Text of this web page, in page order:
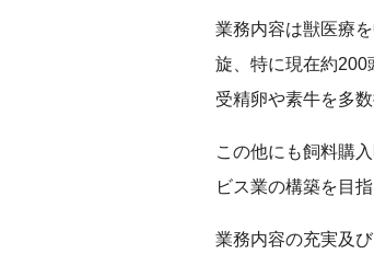
業務内容は獣医療
旋、特に現在約200
受精卵や素牛を多
この他にも飼料購
ビス業の構築を目
業務内容の充実及